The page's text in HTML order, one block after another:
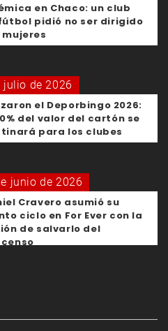
en Chaco: un club
pidió no ser dirigido
mujeres
julio de 2026
el Deporbingo 2026:
del valor del cartón se
para los clubes
junio de 2026
Cravero asumió su
ciclo en For Ever con la
de salvarlo del